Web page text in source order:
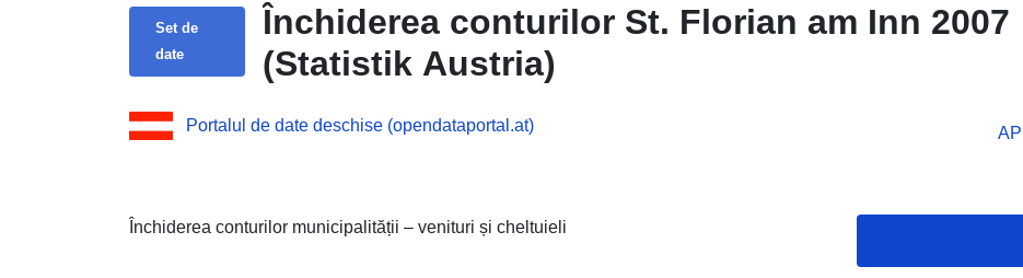
Set de
date
Închiderea conturilor St. Florian am Inn 2007
(Statistik Austria)
Portalul de date deschise (opendataportal.at) API
Închiderea conturilor municipalității – venituri și cheltuieli